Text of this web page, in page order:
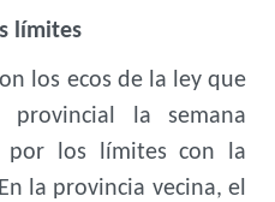
límites
los ecos de la ley que
provincial la semana
por los límites con la
la provincia vecina, el